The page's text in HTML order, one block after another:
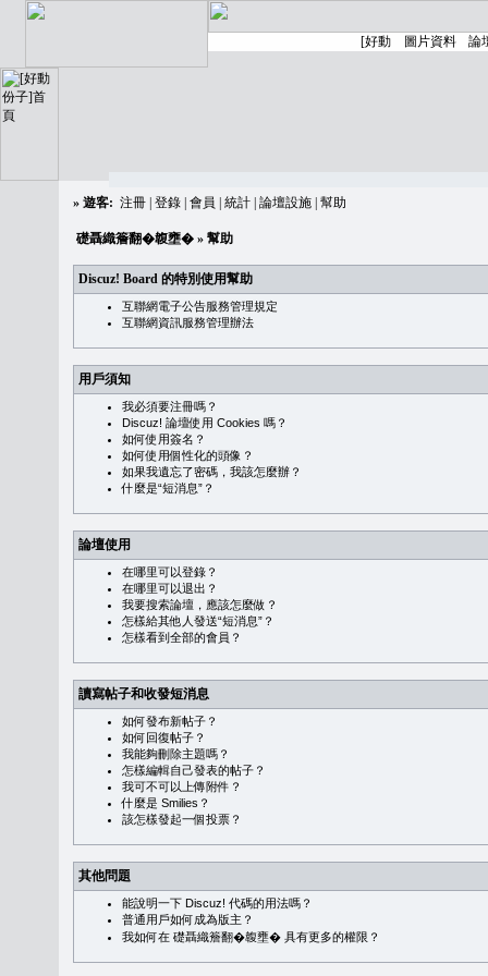
» 遊客: 注冊 登錄 會員 統計 論壇設施 幫助
礎聶織簷翻�䪖壅� » 幫助
Discuz! Board 的特別使用幫助
互聯網電子公告服務管理規定
互聯網資訊服務管理辦法
用戶須知
我必須要注冊嗎？
Discuz! 論壇使用 Cookies 嗎？
如何使用簽名？
如何使用個性化的頭像？
如果我遺忘了密碼，我該怎麼辦？
什麼是“短消息”？
論壇使用
在哪里可以登錄？
在哪里可以退出？
我要搜索論壇，應該怎麼做？
怎樣給其他人發送“短消息”？
怎樣看到全部的會員？
讀寫帖子和收發短消息
如何發布新帖子？
如何回復帖子？
我能夠刪除主題嗎？
怎樣編輯自己發表的帖子？
我可不可以上傳附件？
什麼是 Smilies？
該怎樣發起一個投票？
其他問題
能說明一下 Discuz! 代碼的用法嗎？
普通用戶如何成為版主？
我如何在 礎聶織簷翻�䪖壅� 具有更多的權限？